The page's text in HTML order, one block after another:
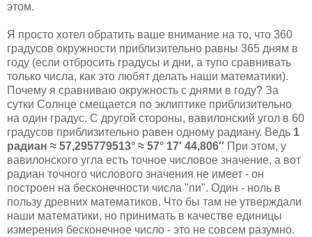
этом.
Я просто хотел обратить ваше внимание на то, что 360
градусов окружности приблизительно равны 365 дням в
году (если отбросить градусы и дни, а тупо сравнивать
только числа, как это любят делать наши математики).
Почему я сравниваю окружность с днями в году? За
сутки Солнце смещается по эклиптике приблизительно
на один градус. С другой стороны, вавилонский угол в 60
градусов приблизительно равен одному радиану. Ведь 1
радиан ≈ 57,295779513° ≈ 57° 17′ 44,806″ При этом, у
вавилонского угла есть точное числовое значение, а вот
радиан точного числового значения не имеет - он
построен на бесконечности числа "пи". Один - ноль в
пользу древних математиков. Что бы там не утверждали
наши математики, но принимать в качестве единицы
измерения бесконечное число - это не совсем разумно.